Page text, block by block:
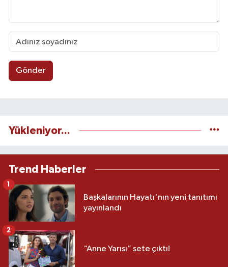
Gönder
Yükleniyor...
Trend Haberler
Başkalarının Hayatı'nın yeni tanıtımı
yayınlandı
1
“Anne Yarısı” sete çıktı!
2